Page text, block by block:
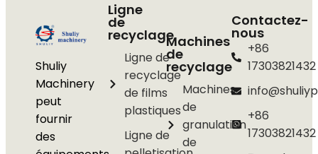
Shuliy
Machinery
peut
fournir
des
Ligne
de
recyclage
Ligne de
recyclage
de films
plastiques
Ligne de
Machines
de
recyclage
Machines
de
granulation
de
Contactez-
nous
+86
17303821432
+86
17303821432